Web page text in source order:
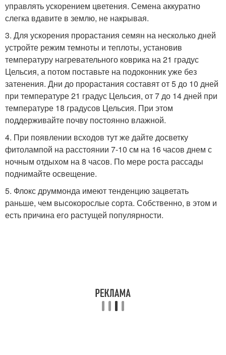
управлять ускорением цветения. Семена аккуратно
слегка вдавите в землю, не накрывая.
3. Для ускорения прорастания семян на несколько дней
устройте режим темноты и теплоты, установив
температуру нагревательного коврика на 21 градус
Цельсия, а потом поставьте на подоконник уже без
затенения. Дни до прорастания составят от 5 до 10 дней
при температуре 21 градус Цельсия, от 7 до 14 дней при
температуре 18 градусов Цельсия. При этом
поддерживайте почву постоянно влажной.
4. При появлении всходов тут же дайте досветку
фитолампой на расстоянии 7-10 см на 16 часов днем с
ночным отдыхом на 8 часов. По мере роста рассады
поднимайте освещение.
5. Флокс друммонда имеют тенденцию зацветать
раньше, чем высокорослые сорта. Собственно, в этом и
есть причина его растущей популярности.